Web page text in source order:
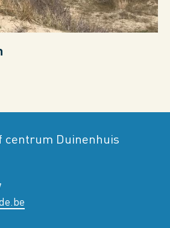
centrum Duinenhuis